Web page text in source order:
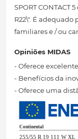
SPORT CONTACT
R22\". É adequado
familiares e / ou
Opiniões MIDAS
- Oferece
- Benefícios da
- Oferece uma